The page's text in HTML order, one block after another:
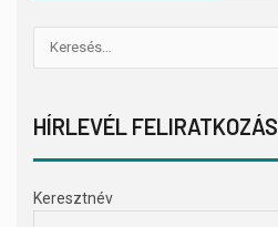
HÍRLEVÉL FELIRATKOZÁS
Keresztnév